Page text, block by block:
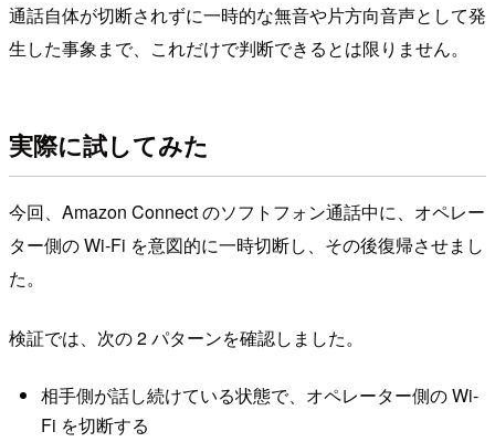
通話自体が切断されずに一時的な無音や片方向音声として発
生した事象まで、これだけで判断できるとは限りません。
実際に試してみた
今回、Amazon Connect のソフトフォン通話中に、オペレー
ター側の Wi-Fi を意図的に一時切断し、その後復帰させまし
た。
検証では、次の 2 パターンを確認しました。
相手側が話し続けている状態で、オペレーター側の Wi-
Fi を切断する